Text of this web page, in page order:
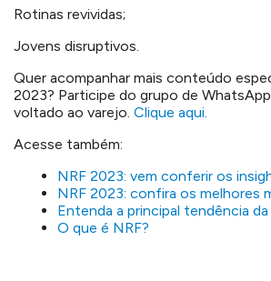
Rotinas revividas;
Jovens disruptivos.
Quer acompanhar mais conteúdo
2023? Participe do grupo de WhatsApp
voltado ao varejo. Clique aqui.
Acesse também:
NRF 2023: vem conferir os
NRF 2023: confira os melhores
Entenda a principal tendência
O que é NRF?